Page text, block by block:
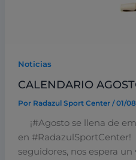
Noticias
CALENDARIO
Por Radazul Sport Center /01/
¡#Agosto se llena de
en #RadazulSportCenter!
seguidores, nos espera